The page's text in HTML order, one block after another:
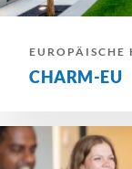
EUROPÄISCHE
CHARM-EU